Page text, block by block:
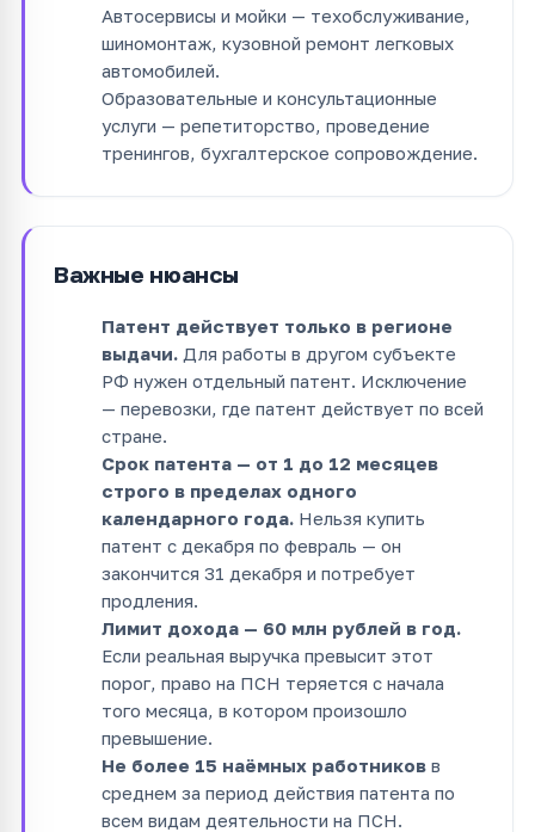
Автосервисы и мойки — техобслуживание,
шиномонтаж, кузовной ремонт легковых
автомобилей.
Образовательные и консультационные
услуги — репетиторство, проведение
тренингов, бухгалтерское сопровождение.
Важные нюансы
Патент действует только в регионе
выдачи. Для работы в другом субъекте
РФ нужен отдельный патент. Исключение
— перевозки, где патент действует по всей
стране.
Срок патента — от 1 до 12 месяцев
строго в пределах одного
календарного года. Нельзя купить
патент с декабря по февраль — он
закончится 31 декабря и потребует
продления.
Лимит дохода — 60 млн рублей в год.
Если реальная выручка превысит этот
порог, право на ПСН теряется с начала
того месяца, в котором произошло
превышение.
Не более 15 наёмных работников в
среднем за период действия патента по
всем видам деятельности на ПСН.